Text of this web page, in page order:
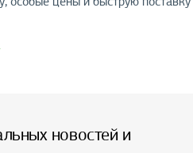
новостей и